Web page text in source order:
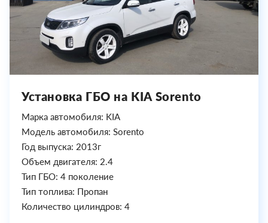
Установка ГБО на KIA Sorento
Марка автомобиля: KIA
Модель автомобиля: Sorento
Год выпуска: 2013г
Объем двигателя: 2.4
Тип ГБО: 4 поколение
Тип топлива: Пропан
Количество цилиндров: 4